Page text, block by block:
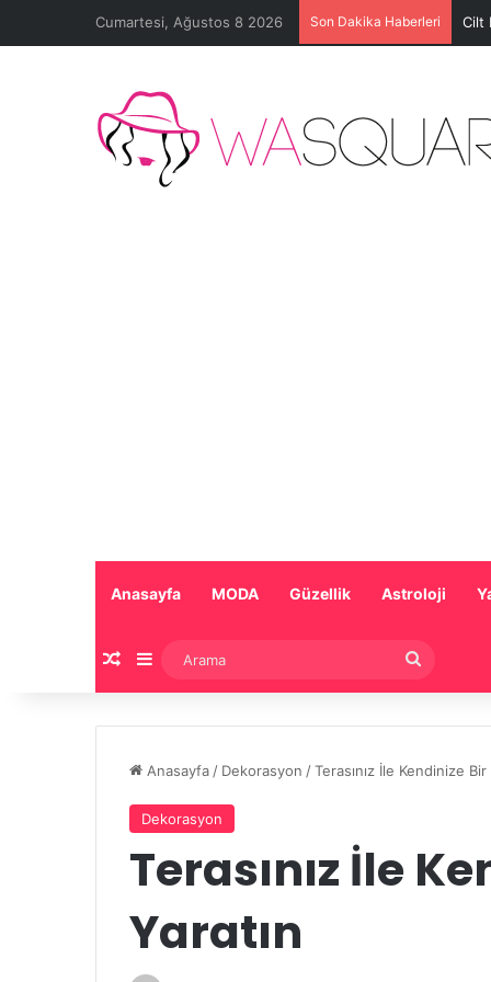
Cumartesi, Ağustos 8 2026 Son Dakika Haberleri Cilt
Anasayfa MODA Güzellik Astroloji
Rastgele Makale
Kenar Bölmesi
Anasayfa / Dekorasyon /Terasınız İle Kendinize
Dekorasyon
Terasınız İle
Yaratın